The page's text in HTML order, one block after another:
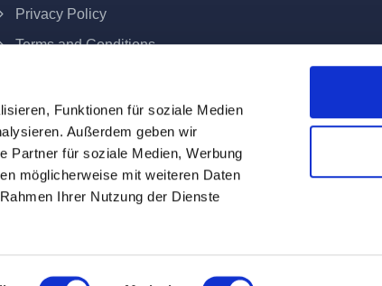
Funktionen für soziale Medien
Außerdem geben wir
Partner für soziale Medien, Werbung
möglicherweise mit weiteren Daten
Ihrer Nutzung der Dienste
Privacy Policy
Terms and Conditions
Contract Termination